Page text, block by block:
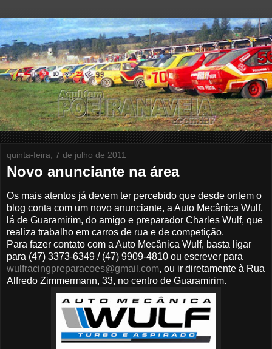
quinta-feira, 7 de julho de 2011
Novo anunciante na área
Os mais atentos já devem ter percebido que desde ontem o
blog conta com um novo anunciante, a Auto Mecânica Wulf,
lá de Guaramirim, do amigo e preparador Charles Wulf, que
realiza trabalho em carros de rua e de competição.
Para fazer contato com a Auto Mecânica Wulf, basta ligar
para (47) 3373-6349 / (47) 9909-4810 ou escrever para
wulfracingpreparacoes@gmail.com, ou ir diretamente à Rua
Alfredo Zimmermann, 33, no centro de Guaramirim.